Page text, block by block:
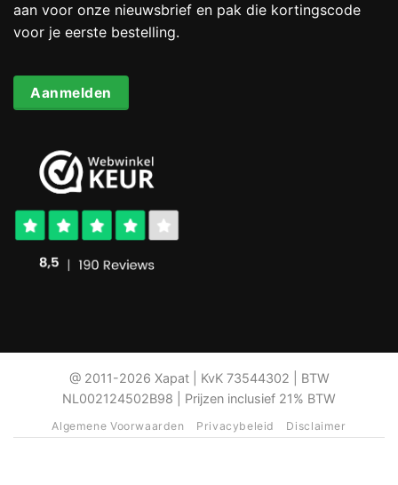
aan voor onze nieuwsbrief en pak die kortingscode
voor je eerste bestelling.
Aanmelden
@ 2011-2026 Xapat | KvK 73544302 | BTW
NL002124502B98 | Prijzen inclusief 21% BTW
Algemene Voorwaarden Privacybeleid Disclaimer